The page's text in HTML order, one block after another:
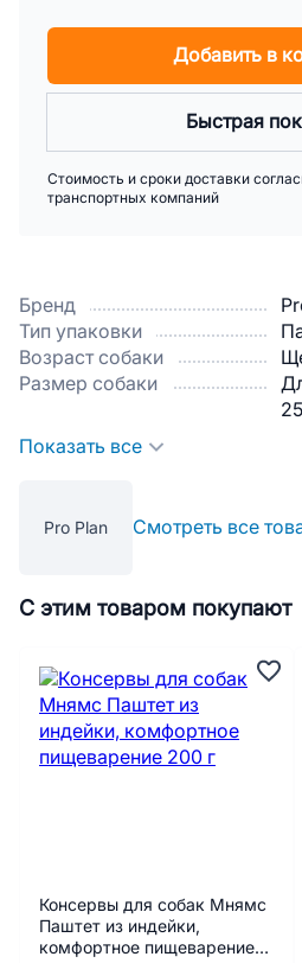
Бренд
Тип упаковки
Возраст собаки
Размер собаки
Показать все
Pro Plan Смотреть все
Добавить в
Быстрая
Стоимость и сроки доставки
транспортных компаний
С этим товаром покупают
Консервы для собак Мнямс
Паштет из индейки,
комфортное пищеварение